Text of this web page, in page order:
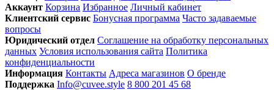
Аккаунт Корзина Избранное Личный кабинет
Клиентский сервис Бонусная программа Часто задаваемые
вопросы
Юридический отдел Соглашение на обработку персональных
данных Условия использования сайта Политика
конфиденциальности
Информация Контакты Адреса магазинов О бренде
Поддержка Info@cuvee.style 8 800 201 45 68